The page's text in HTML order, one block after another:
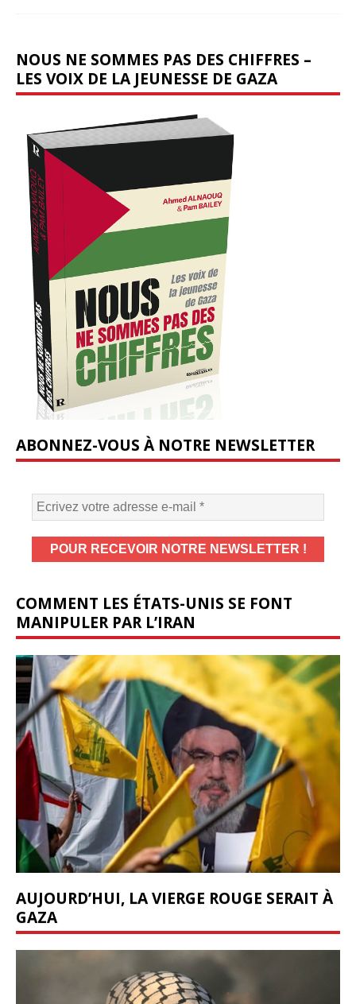
NOUS NE SOMMES PAS DES CHIFFRES –
LES VOIX DE LA JEUNESSE DE GAZA
ABONNEZ-VOUS À NOTRE NEWSLETTER
COMMENT LES ÉTATS-UNIS SE FONT
MANIPULER PAR L’IRAN
AUJOURD’HUI, LA VIERGE ROUGE SERAIT À
GAZA